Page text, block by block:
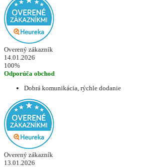
Overený zákazník
14.01.2026
100%
Odporúča obchod
Dobrá komunikácia, rýchle dodanie
Overený zákazník
13.01.2026